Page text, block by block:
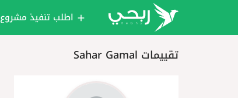
اطلب تنفيذ مشروع
تقييمات Sahar Gamal